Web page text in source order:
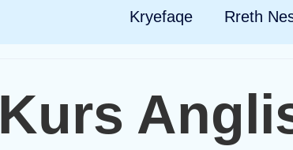
Kryefaqe Rreth
Kurs